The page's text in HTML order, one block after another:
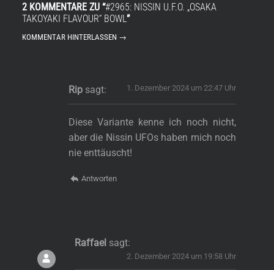
2 KOMMENTARE ZU “#2965: NISSIN U.F.O. „OSAKA
TAKOYAKI FLAVOUR“ BOWL ”
KOMMENTAR HINTERLASSEN →
Rip sagt: 1. Dezember 2024 um 22:47 Uhr
Diese Variante kenne ich noch nicht,
aber die Nissin UFOs haben mich noch
nie enttäuscht!
Antworten
Raffael sagt:
2. Dezember 2024 um 19:58 Uhr